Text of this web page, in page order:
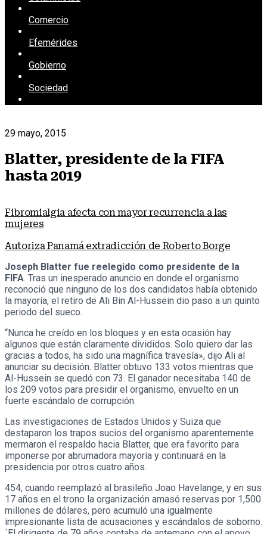
Comercio
Efemérides
Gobierno
Sociedad
29 mayo, 2015
Blatter, presidente de la FIFA
hasta 2019
Fibromialgia afecta con mayor recurrencia a las
mujeres
Autoriza Panamá extradicción de Roberto Borge
Joseph Blatter fue reelegido como presidente de la
FIFA. Tras un inesperado anuncio en donde el organismo
reconoció que ninguno de los dos candidatos había obtenido
la mayoría, el retiro de Ali Bin Al-Hussein dio paso a un quinto
periodo del sueco.
“Nunca he creído en los bloques y en esta ocasión hay
algunos que están claramente divididos. Solo quiero dar las
gracias a todos, ha sido una magnífica travesía», dijo Ali al
anunciar su decisión. Blatter obtuvo 133 votos mientras que
Al-Hussein se quedó con 73. El ganador necesitaba 140 de
los 209 votos para presidir el organismo, envuelto en un
fuerte escándalo de corrupción.
Las investigaciones de Estados Unidos y Suiza que
destaparon los trapos sucios del organismo aparentemente
mermaron el respaldo hacia Blatter, que era favorito para
imponerse por abrumadora mayoría y continuará en la
presidencia por otros cuatro años.
454, cuando reemplazó al brasileño Joao Havelange, y en sus
17 años en el trono la organización amasó reservas por 1,500
millones de dólares, pero acumuló una igualmente
impresionante lista de acusaciones y escándalos de soborno.